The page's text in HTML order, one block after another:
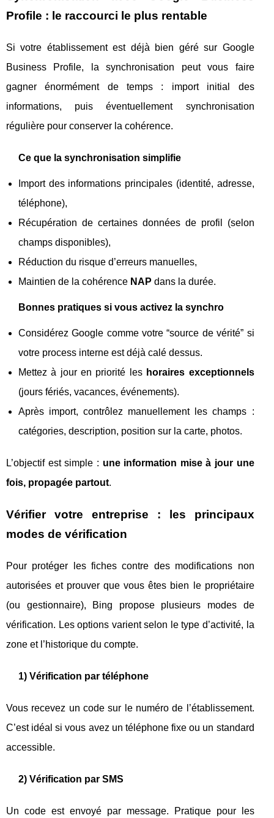
Profile : le raccourci le plus rentable
Si votre établissement est déjà bien géré sur Google
Business Profile, la synchronisation peut vous faire
gagner énormément de temps : import initial des
informations, puis éventuellement synchronisation
régulière pour conserver la cohérence.
Ce que la synchronisation simplifie
Import des informations principales (identité, adresse,
téléphone),
Récupération de certaines données de profil (selon
champs disponibles),
Réduction du risque d’erreurs manuelles,
Maintien de la cohérence NAP dans la durée.
Bonnes pratiques si vous activez la synchro
Considérez Google comme votre “source de vérité” si
votre process interne est déjà calé dessus.
Mettez à jour en priorité les horaires exceptionnels
(jours fériés, vacances, événements).
Après import, contrôlez manuellement les champs :
catégories, description, position sur la carte, photos.
L’objectif est simple : une information mise à jour une
fois, propagée partout.
Vérifier votre entreprise : les principaux
modes de vérification
Pour protéger les fiches contre des modifications non
autorisées et prouver que vous êtes bien le propriétaire
(ou gestionnaire), Bing propose plusieurs modes de
vérification. Les options varient selon le type d’activité, la
zone et l’historique du compte.
1) Vérification par téléphone
Vous recevez un code sur le numéro de l’établissement.
C’est idéal si vous avez un téléphone fixe ou un standard
accessible.
2) Vérification par SMS
Un code est envoyé par message. Pratique pour les